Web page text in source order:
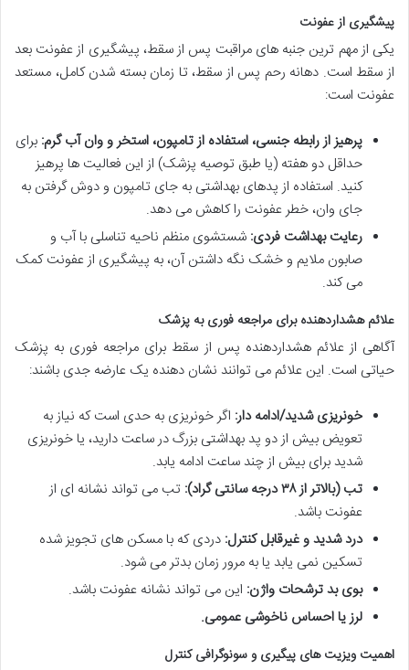
پیشگیری از عفونت
یکی از مهم ترین جنبه های مراقبت پس از سقط، پیشگیری ازعفونت بعد
از سقط است. دهانه رحم پس از سقط، تا زمان بسته شدن کامل، مستعد
عفونت است:
پرهیز از رابطه جنسی، استفاده از تامپون، استخر و وان آب گرم: برای
حداقل دو هفته (یا طبق توصیه پزشک) از این فعالیت ها پرهیز
کنید. استفاده از پدهای بهداشتی به جای تامپون و دوش گرفتن به
جای وان، خطر عفونت را کاهش می دهد.
رعایت بهداشت فردی: شستشوی منظم ناحیه تناسلی با آب و
صابون ملایم و خشک نگه داشتن آن، به پیشگیری از عفونت کمک
می کند.
علائم هشداردهنده برای مراجعه فوری به پزشک
آگاهی از علائم هشداردهنده پس از سقط برای مراجعه فوری به پزشک
حیاتی است. این علائم می توانند نشان دهنده یک عارضه جدی باشند:
خونریزی شدید/ادامه دار: اگر خونریزی به حدی است که نیاز به
تعویض بیش از دو پد بهداشتی بزرگ در ساعت دارید، یا خونریزی
شدید برای بیش از چند ساعت ادامه یابد.
تب (بالاتر از ۳۸ درجه سانتی گراد):
تب می تواند نشانه ای از
عفونت باشد.
درد شدید و غیرقابل کنترل: دردی که با مسکن های تجویز شده
تسکین نمی یابد یا به مرور زمان بدتر می شود.
بوی بد ترشحات واژن: این می تواند نشانه عفونت باشد.
لرز یا احساس ناخوشی عمومی.
اهمیت ویزیت های پیگیری و سونوگرافی کنترل